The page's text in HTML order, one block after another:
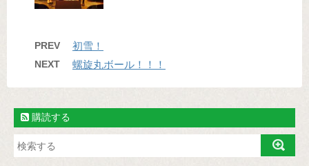
PREV 初雪！
NEXT 螺旋丸ボール！！！
購読する